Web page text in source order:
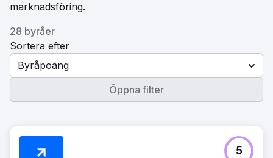
marknadsföring.
28 byråer
Sortera efter
Byråpoäng
Öppna filter
5